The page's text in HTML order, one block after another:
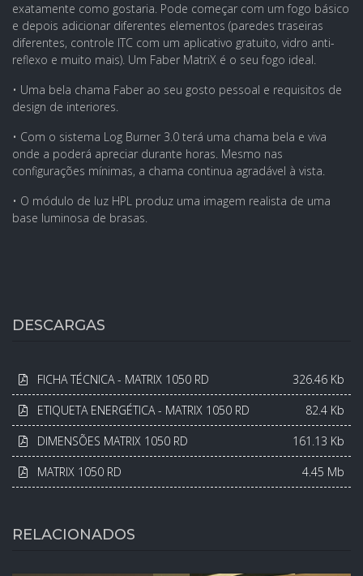
exatamente como gostaria. Pode começar com um fogo básico
e depois adicionar diferentes elementos (paredes traseiras
diferentes, controle ITC com um aplicativo gratuito, vidro anti-
reflexo e muito mais). Um Faber MatriX é o seu fogo ideal.
• Uma bela chama Faber ao seu gosto pessoal e requisitos de
design de interiores.
• Com o sistema Log Burner 3.0 terá uma chama bela e viva
onde a poderá apreciar durante horas. Mesmo nas
configurações mínimas, a chama continua agradável à vista.
• O módulo de luz HPL produz uma imagem realista de uma
base luminosa de brasas.
DESCARGAS
FICHA TÉCNICA - MATRIX 1050 RD
326.46 Kb
ETIQUETA ENERGÉTICA - MATRIX 1050 RD
82.4 Kb
DIMENSÕES MATRIX 1050 RD
161.13 Kb
MATRIX 1050 RD
4.45 Mb
RELACIONADOS